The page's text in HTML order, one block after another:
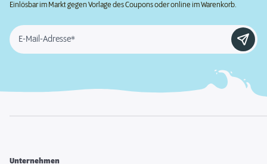
Einlösbar im Markt gegen Vorlage des Coupons oder online im Warenkorb.
E-Mail-Adresse*
Unternehmen